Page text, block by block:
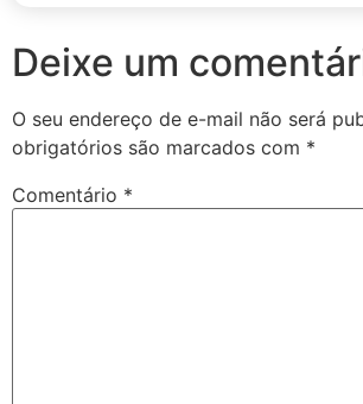
Deixe um
O seu endereço de e-mail não será
obrigatórios são marcados com *
Comentário *